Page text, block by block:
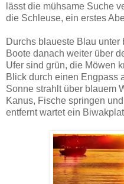
lässt die mühsame Suche
die Schleuse, ein erstes
Durchs blaueste Blau
Boote danach weiter über
Ufer sind grün, die Möwen
Blick durch einen Engpass
Sonne strahlt über blauem
Kanus, Fische springen
entfernt wartet ein